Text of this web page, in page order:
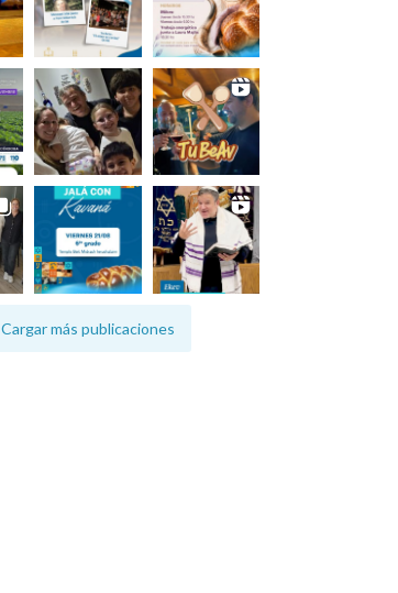
Cargar más publicaciones